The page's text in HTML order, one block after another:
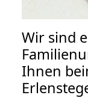
Wir sind
Ihnen